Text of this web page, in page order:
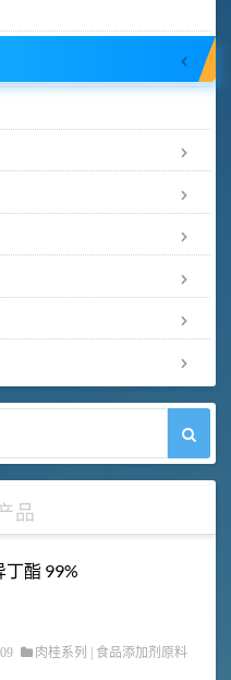
品
丁酯 99%
肉桂系列 食品添加剂原料